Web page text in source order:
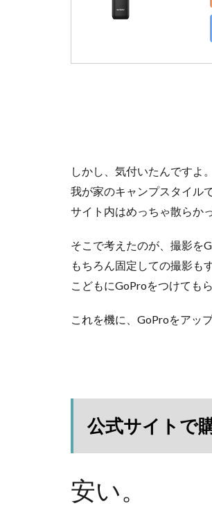
しかし、気付いたんですよ。
我が家のキャンプスタイル
サイト内はめっちゃ散らか
そこで考えたのが、撮影を
もちろん固定しての撮影も
こどもにGoProをつけても
これを機に、GoProをアッ
公式サイトで
安い。